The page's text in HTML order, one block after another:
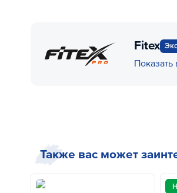
Fitex
Также вас может